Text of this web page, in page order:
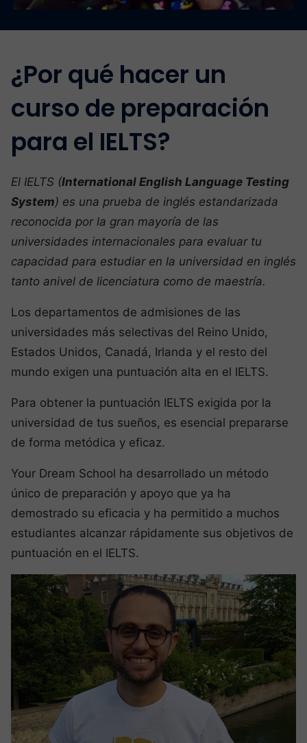
¿Por qué hacer un
curso de preparación
para el IELTS?
El IELTS (International English Language Testing
System) es una prueba de inglés estandarizada
reconocida por la gran mayoría de las
universidades internacionales para evaluar tu
capacidad para estudiar en la universidad en inglés
tanto anivel de licenciatura como de maestría.
Los departamentos de admisiones de las
universidades más selectivas del Reino Unido,
Estados Unidos, Canadá, Irlanda y el resto del
mundo exigen una puntuación alta en el IELTS.
Para obtener la puntuación IELTS exigida por la
universidad de tus sueños, es esencial prepararse
de forma metódica y eficaz.
Your Dream School ha desarrollado un método
único de preparación y apoyo que ya ha
demostrado su eficacia y ha permitido a muchos
estudiantes alcanzar rápidamente sus objetivos de
puntuación en el IELTS.